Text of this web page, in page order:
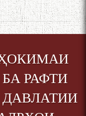
РАФТИ